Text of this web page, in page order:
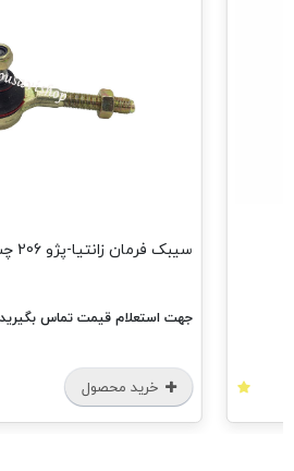
سیبک فرمان زانتیا-پژو 206 چپ B.mco
جهت استعلام قیمت تماس بگیرید
خرید محصول